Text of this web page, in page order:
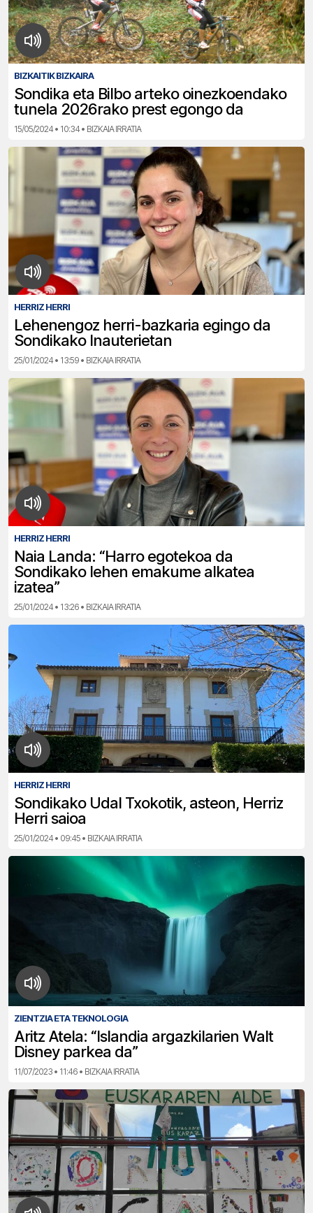
BIZKAITIK BIZKAIRA
Sondika eta Bilbo arteko oinezkoendako
tunela 2026rako prest egongo da
15/05/2024 • 10:34 • BIZKAIA IRRATIA
HERRIZ HERRI
Lehenengoz herri-bazkaria egingo da
Sondikako Inauterietan
25/01/2024 • 13:59 • BIZKAIA IRRATIA
HERRIZ HERRI
Naia Landa: “Harro egotekoa da
Sondikako lehen emakume alkatea
izatea”
25/01/2024 • 13:26 • BIZKAIA IRRATIA
HERRIZ HERRI
Sondikako Udal Txokotik, asteon, Herriz
Herri saioa
25/01/2024 • 09:45 • BIZKAIA IRRATIA
ZIENTZIA ETA TEKNOLOGIA
Aritz Atela: “Islandia argazkilarien Walt
Disney parkea da”
11/07/2023 • 11:46 • BIZKAIA IRRATIA